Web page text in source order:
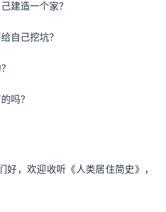
建造一个家？
自己挖坑？
吗？
好，欢迎收听《人类居住简史》，